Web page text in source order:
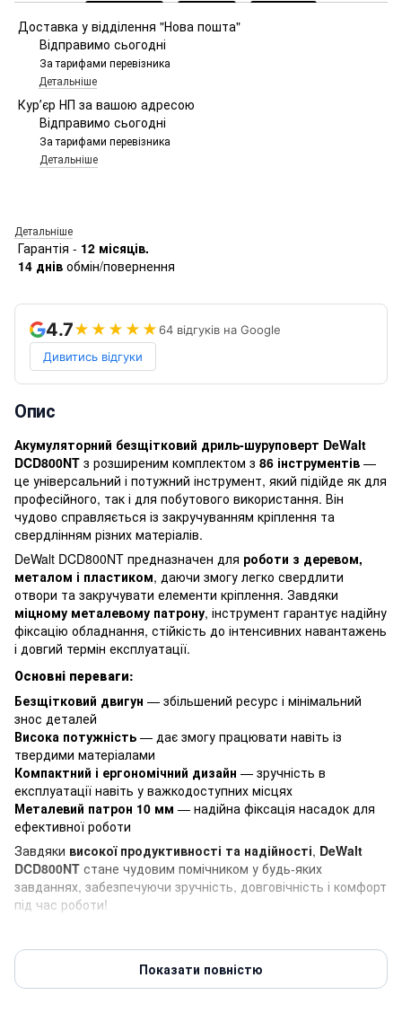
Доставка у відділення "Нова пошта"
Відправимо сьогодні
За тарифами перевізника
Детальніше
Курʼєр НП за вашою адресою
Відправимо сьогодні
За тарифами перевізника
Детальніше
Детальніше
Гарантія - 12 місяців.
14 днів обмін/повернення
4.7★★★★★64 відгуків на Google
Дивитись відгуки
Опис
Акумуляторний безщітковий дриль-шуруповерт DeWalt
DCD800NT з розширеним комплектом з 86 інструментів —
це універсальний і потужний інструмент, який підійде як для
професійного, так і для побутового використання. Він
чудово справляється із закручуванням кріплення та
свердлінням різних матеріалів.
DeWalt DCD800NT предназначен для роботи з деревом,
металом і пластиком, даючи змогу легко свердлити
отвори та закручувати елементи кріплення. Завдяки
міцному металевому патрону, інструмент гарантує надійну
фіксацію обладнання, стійкість до інтенсивних навантажень
і довгий термін експлуатації.
Основні переваги:
Безщітковий двигун — збільшений ресурс і мінімальний
знос деталей
Висока потужність — дає змогу працювати навіть із
твердими матеріалами
Компактний і ергономічний дизайн — зручність в
експлуатації навіть у важкодоступних місцях
Металевий патрон 10 мм — надійна фіксація насадок для
ефективної роботи
Завдяки високої продуктивності та надійності, DeWalt
DCD800NT стане чудовим помічником у будь-яких
завданнях, забезпечуючи зручність, довговічність і комфорт
під час роботи!
Показати повністю